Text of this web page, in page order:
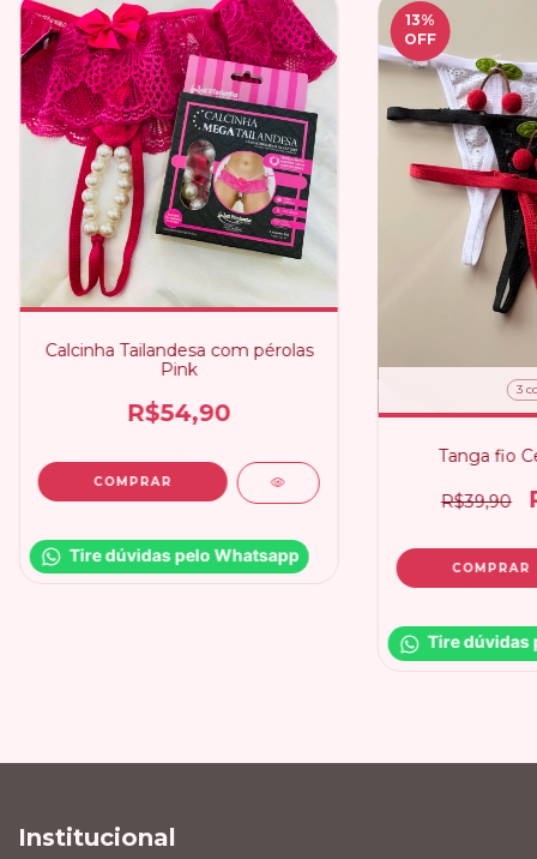
Calcinha Tailandesa com pérolas
Pink
R$54,90
Tire dúvidas pelo Whatsapp
13%
OFF
3
Tanga fio
R$39,90
COMPRAR
Tire dúvidas
Institucional